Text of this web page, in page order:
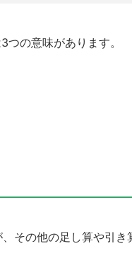
の意味があります。
その他の足し算や引